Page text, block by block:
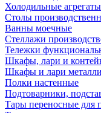
Холодильные
Столы
Ванны моечные
Стеллажи
Тележки
Шкафы, лари и
Шкафы и лари
Полки настенные
Подтоварники,
Тары переносные для